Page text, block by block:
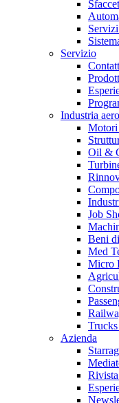
Servizio
Industria
Motori
Oil &
Job
Beni
Med
Micro
Azienda
Starrag